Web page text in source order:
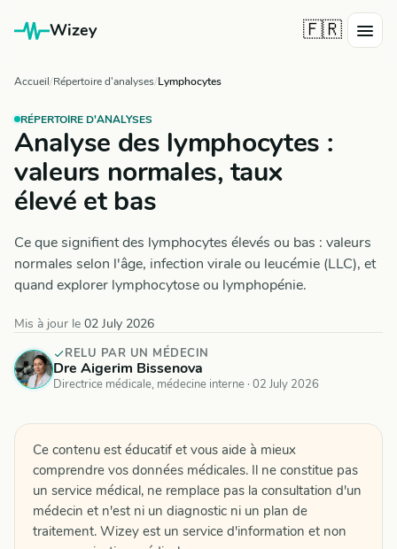
Wizey 🇫🇷
Accueil Répertoire d'analyses Lymphocytes
RÉPERTOIRE D'ANALYSES
Analyse des lymphocytes :
valeurs normales, taux
élevé et bas
Ce que signifient des lymphocytes élevés ou bas : valeurs
normales selon l'âge, infection virale ou leucémie (LLC), et
quand explorer lymphocytose ou lymphopénie.
Mis à jour le 02 July 2026
RELU PAR UN MÉDECIN
Dre Aigerim Bissenova
Directrice médicale, médecine interne · 02 July 2026
Ce contenu est éducatif et vous aide à mieux
comprendre vos données médicales. Il ne constitue pas
un service médical, ne remplace pas la consultation d'un
médecin et n'est ni un diagnostic ni un plan de
traitement. Wizey est un service d'information et non